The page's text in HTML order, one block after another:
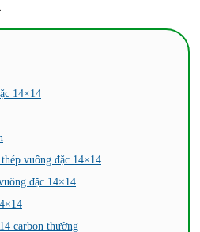
14×14
vuông đặc 14×14
đặc 14×14
carbon thường